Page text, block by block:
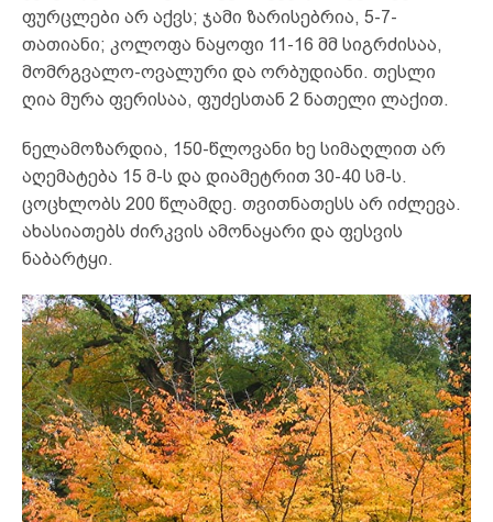
ფურცლები არ აქვს; ჯამი ზარისებრია, 5-7-
თათიანი; კოლოფა ნაყოფი 11-16 მმ სიგრძისაა,
მომრგვალო-ოვალური და ორბუდიანი. თესლი
ღია მურა ფერისაა, ფუძესთან 2 ნათელი ლაქით.
ნელამოზარდია, 150-წლოვანი ხე სიმაღლით არ
აღემატება 15 მ-ს და დიამეტრით 30-40 სმ-ს.
ცოცხლობს 200 წლამდე. თვითნათესს არ იძლევა.
ახასიათებს ძირკვის ამონაყარი და ფესვის
ნაბარტყი.